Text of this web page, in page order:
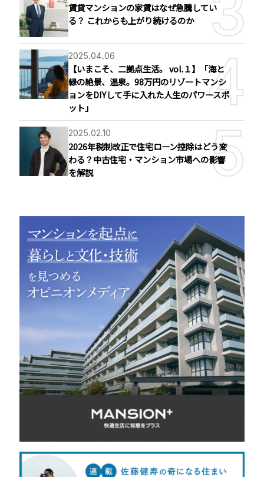
賃貸マンションの家賃はなぜ急騰してい
る？ これからも上がり続けるのか
2025.04.06
【いまこそ、二拠点生活。 vol.１】「海と
緑の絶景、温泉。98万円のリゾートマンシ
ョンをDIYして手に入れた人生のパワースポ
ット」
2025.02.10
2026年税制改正で住宅ローン控除はどう変
わる？中古住宅・マンション市場への影響
を解説